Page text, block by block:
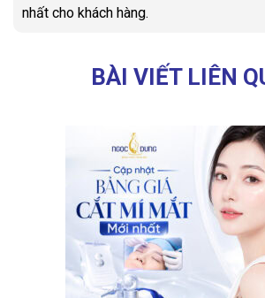
nhất cho khách hàng.
BÀI VIẾT LIÊN